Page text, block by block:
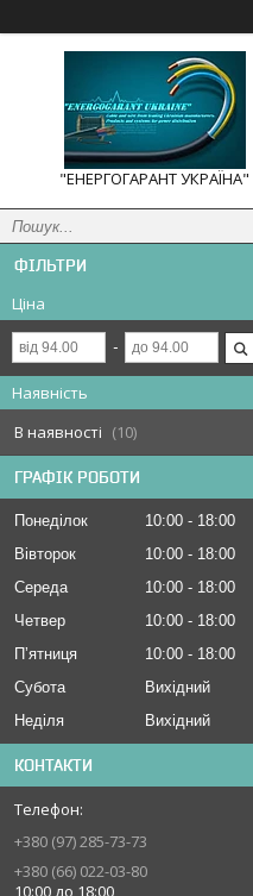
"ЕНЕРГОГАРАНТ УКРАЇНА"
ФІЛЬТРИ
Ціна
Наявність
В наявності
10
ГРАФІК РОБОТИ
Понеділок 10:00
18:00
Вівторок
10:00
18:00
Середа
10:00
18:00
Четвер
10:00
18:00
Пʼятниця
10:00
18:00
Субота
Вихідний
Неділя
Вихідний
КОНТАКТИ
+380 (97) 285-73-73
+380 (66) 022-03-80
10:00 до 18:00